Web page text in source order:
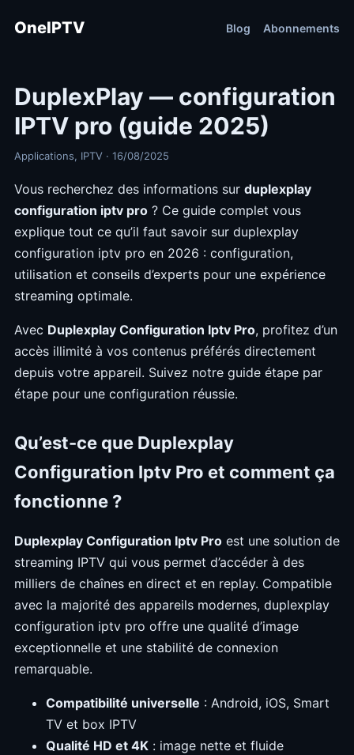
OneIPTV Blog Abonnements
DuplexPlay — configuration
IPTV pro (guide 2025)
Applications, IPTV · 16/08/2025
Vous recherchez des informations sur duplexplay
configuration iptv pro ? Ce guide complet vous
explique tout ce qu’il faut savoir sur duplexplay
configuration iptv pro en 2026 : configuration,
utilisation et conseils d’experts pour une expérience
streaming optimale.
Avec Duplexplay Configuration Iptv Pro, profitez d’un
accès illimité à vos contenus préférés directement
depuis votre appareil. Suivez notre guide étape par
étape pour une configuration réussie.
Qu’est-ce que Duplexplay
Configuration Iptv Pro et comment ça
fonctionne ?
Duplexplay Configuration Iptv Pro est une solution de
streaming IPTV qui vous permet d’accéder à des
milliers de chaînes en direct et en replay. Compatible
avec la majorité des appareils modernes, duplexplay
configuration iptv pro offre une qualité d’image
exceptionnelle et une stabilité de connexion
remarquable.
Compatibilité universelle : Android, iOS, Smart
TV et box IPTV
Qualité HD et 4K : image nette et fluide